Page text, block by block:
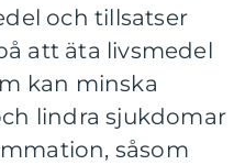
och tillsatser
att äta livsmedel
kan minska
lindra sjukdomar
såsom